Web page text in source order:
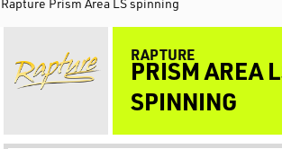
RAPTURE
PRISM AREA
SPINNING